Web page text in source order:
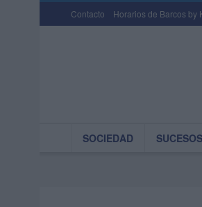
Contacto Horarios de Barcos by
SOCIEDAD SUCESOS